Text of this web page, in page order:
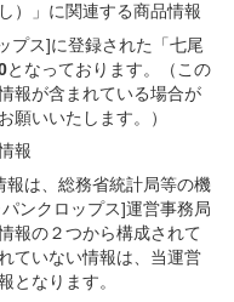
）」 に関連する商品情報
プス]に登録された「七尾
となっております。（この
報が含まれている場合が
願いいたします。）
報
は、総務省統計局等の機
ンクロップス]運営事務局
報の２つから構成されて
ていない情報は、当運営
となります。